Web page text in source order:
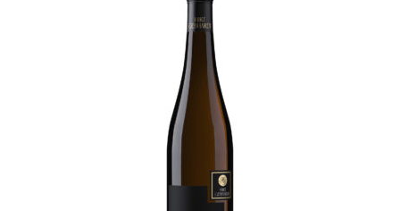
WOODY Riesling
8,00€
WEITERLESEN